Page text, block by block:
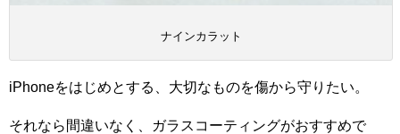
ナインカラット
iPhoneをはじめとする、大切なものを傷から守りたい。
それなら間違いなく、ガラスコーティングがおすすめで